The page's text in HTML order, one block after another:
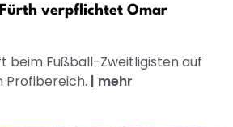
verpflichtet Omar
beim Fußball-Zweitligisten auf
Profibereich. | mehr